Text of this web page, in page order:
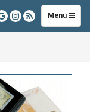
Toggle
navigation
Menu